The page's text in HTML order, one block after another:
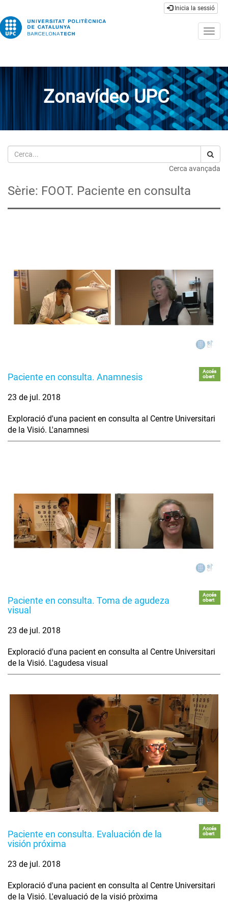
Inicia la sessió
Zonavídeo UPC
Cerca
Cerca avançada
Sèrie: FOOT. Paciente en consulta
Paciente en consulta. Anamnesis
Accés
obert
23 de jul. 2018
Exploració d'una pacient en consulta al Centre Universitari
de la Visió. L'anamnesi
Paciente en consulta. Toma de agudeza
visual
Accés
obert
23 de jul. 2018
Exploració d'una pacient en consulta al Centre Universitari
de la Visió. L'agudesa visual
Paciente en consulta. Evaluación de la
visión próxima
Accés
obert
23 de jul. 2018
Exploració d'una pacient en consulta al Centre Universitari
de la Visió. L'evaluació de la visió pròxima